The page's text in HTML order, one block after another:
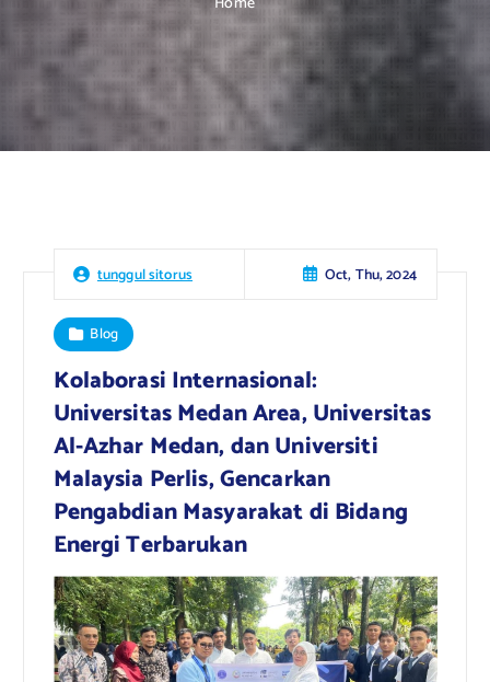
tunggul sitorus Oct, Thu, 2024
Blog
Kolaborasi Internasional:
Universitas Medan Area, Universitas
Al-Azhar Medan, dan Universiti
Malaysia Perlis, Gencarkan
Pengabdian Masyarakat di Bidang
Energi Terbarukan